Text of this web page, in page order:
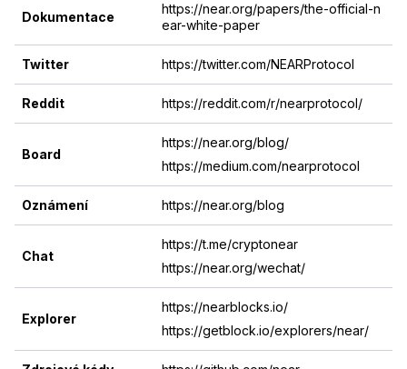
Dokumentace
https://near.org/papers/the-official-n
ear-white-paper
Twitter https://twitter.com/NEARProtocol
Reddit https://reddit.com/r/nearprotocol/
Board
https://near.org/blog/
https://medium.com/nearprotocol
Oznámení https://near.org/blog
Chat
https://t.me/cryptonear
https://near.org/wechat/
Explorer
https://nearblocks.io/
https://getblock.io/explorers/near/